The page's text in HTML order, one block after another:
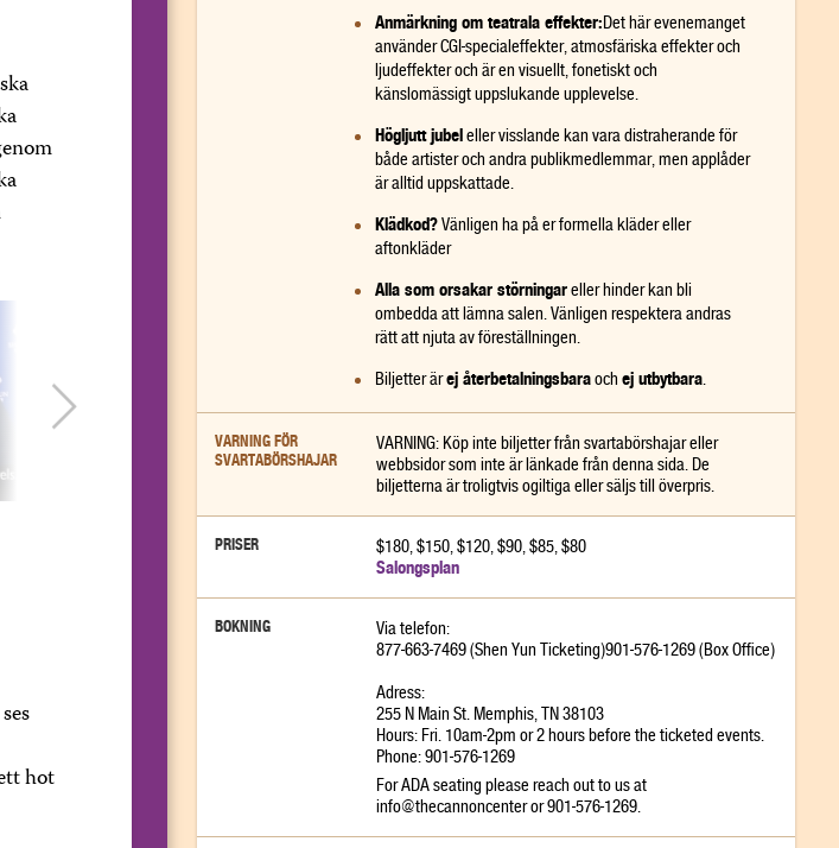
Kina i fokus: Showen som KKP inte vill
02:41
Publikrecensioner 2023
hot
Anmärkning om teatrala effekter:Det här evenemanget
använder CGI-specialeffekter, atmosfäriska effekter och
ljudeffekter och är en visuellt, fonetiskt och
känslomässigt uppslukande upplevelse.
Högljutt jubeleller visslande kan vara distraherande för
både artister och andra publikmedlemmar, men applåder
är alltid uppskattade.
Klädkod?Vänligen ha på er formella kläder eller
aftonkläder
Alla som orsakar störningareller hinder kan bli
ombedda att lämna salen. Vänligen respektera andras
rätt att njuta av föreställningen.
Biljetter ärej återbetalningsbaraochej utbytbara.
VARNING FÖR
SVARTABÖRSHAJAR
VARNING: Köp inte biljetter från svartabörshajar eller
webbsidor som inte är länkade från denna sida. De
biljetterna är troligtvis ogiltiga eller säljs till överpris.
PRISER $180, $150, $120, $90, $85, $80
Salongsplan
BOKNING
Via telefon:
877-663-7469 (Shen Yun Ticketing)901-576-1269 (Box Office)
Adress:
255 N Main St. Memphis, TN 38103
Hours: Fri. 10am-2pm or 2 hours before the ticketed events.
Phone: 901-576-1269
For ADA seating please reach out to us at
info@thecannoncenter or 901-576-1269.